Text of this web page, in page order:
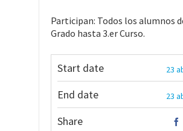
Participan: Todos los alumnos
Grado hasta 3.er Curso.
Start date 23
End date 23
Share